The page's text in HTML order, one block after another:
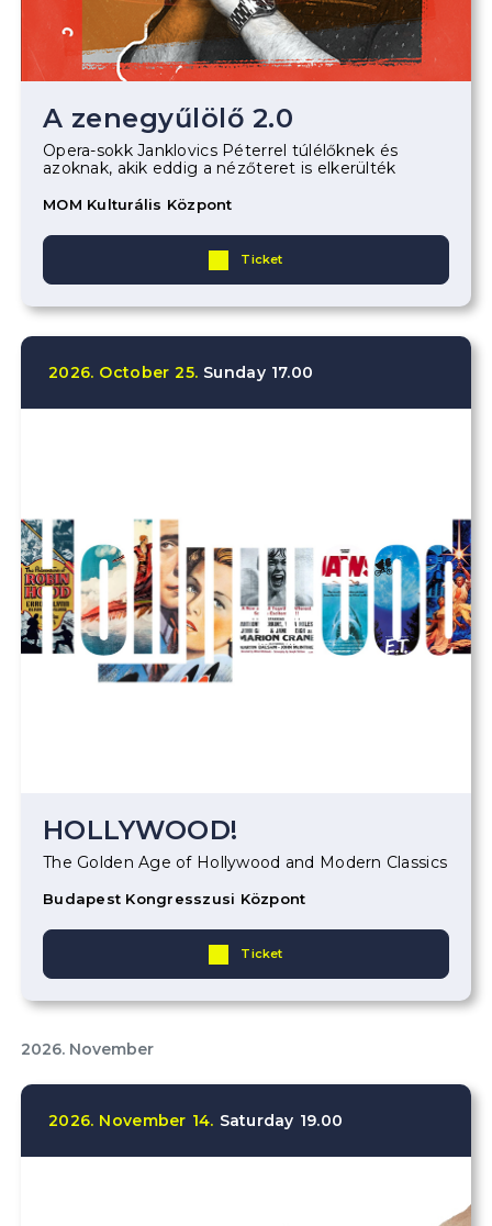
A zenegyűlölő 2.0
Opera-sokk Janklovics Péterrel túlélőknek és
azoknak, akik eddig a nézőteret is elkerülték
MOM Kulturális Központ
Ticket
2026. October 25. Sunday 17.00
HOLLYWOOD!
The Golden Age of Hollywood and Modern Classics
Budapest Kongresszusi Központ
Ticket
2026. November
2026. November 14. Saturday 19.00